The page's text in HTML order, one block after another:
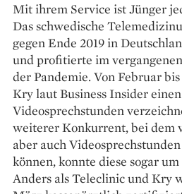
Mit ihrem Service ist Jünger
Das schwedische
gegen Ende 2019 in
und profitierte im
der ­Pandemie. Von Februar
Kry laut Business Insider
Videosprechstunden
weiterer Konkurrent, bei dem
aber auch
können, konnte diese sogar
Anders als Teleclinic und Kry